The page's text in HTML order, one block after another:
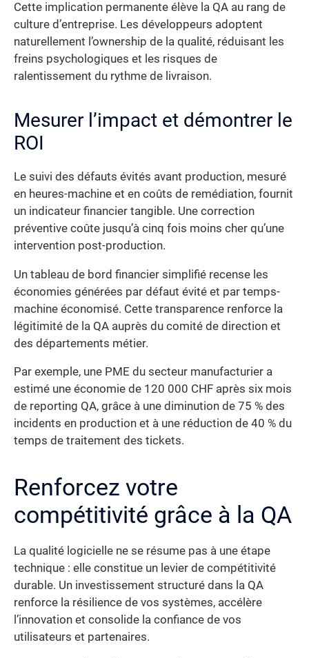
Cette implication permanente élève la QA au rang de
culture d’entreprise. Les développeurs adoptent
naturellement l’ownership de la qualité, réduisant les
freins psychologiques et les risques de
ralentissement du rythme de livraison.
Mesurer l’impact et démontrer le
ROI
Le suivi des défauts évités avant production, mesuré
en heures-machine et en coûts de remédiation, fournit
un indicateur financier tangible. Une correction
préventive coûte jusqu’à cinq fois moins cher qu’une
intervention post-production.
Un tableau de bord financier simplifié recense les
économies générées par défaut évité et par temps-
machine économisé. Cette transparence renforce la
légitimité de la QA auprès du comité de direction et
des départements métier.
Par exemple, une PME du secteur manufacturier a
estimé une économie de 120 000 CHF après six mois
de reporting QA, grâce à une diminution de 75 % des
incidents en production et à une réduction de 40 % du
temps de traitement des tickets.
Renforcez votre
compétitivité grâce à la QA
La qualité logicielle ne se résume pas à une étape
technique : elle constitue un levier de compétitivité
durable. Un investissement structuré dans la QA
renforce la résilience de vos systèmes, accélère
l’innovation et consolide la confiance de vos
utilisateurs et partenaires.